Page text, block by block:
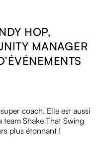
HOP,
MANAGER
coach. Elle est aussi
Shake That Swing
plus étonnant !